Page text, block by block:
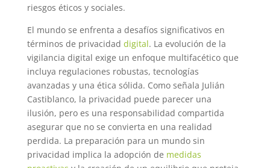
riesgos éticos y sociales.
El mundo se enfrenta a desafíos significativos en
términos de privacidad digital. La evolución de la
vigilancia digital exige un enfoque multifacético que
incluya regulaciones robustas, tecnologías
avanzadas y una ética sólida. Como señala Julián
Castiblanco, la privacidad puede parecer una
ilusión, pero es una responsabilidad compartida
asegurar que no se convierta en una realidad
perdida. La preparación para un mundo sin
privacidad implica la adopción de medidas